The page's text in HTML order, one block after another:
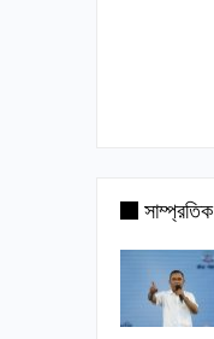
সাম্প্রতিক